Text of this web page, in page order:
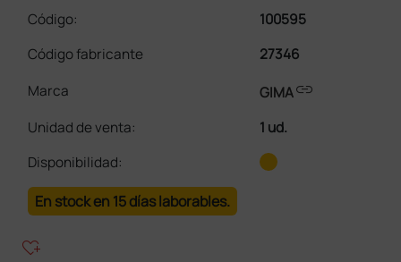
Código:
100595
Código fabricante
27346
Marca
GIMAlink
Unidad de venta:
1 ud.
Disponibilidad:
En stock en 15 días laborables.
heart_plus